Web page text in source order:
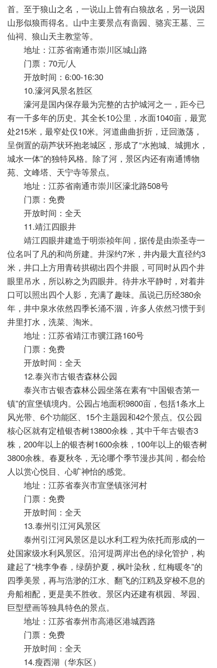
首。至于狼山之名，一说山上曾有白狼故名，另一说因
山形似狼而得名。山中主要景点有啬园、骆宾王墓、三
仙祠、狼山天主教堂等。
地址：江苏省南通市崇川区城山路
门票：70元/人
开放时间：6:00-16:30
10.濠河风景名胜区
濠河是国内保存最为完整的古护城河之一，距今已
有一千多年的历史。其全长10公里，水面1040亩，最宽
处215米，最窄处仅10米。河道曲曲折折，迂回激荡，
呈倒置的葫芦状环抱老城区，形成了“水抱城、城拥水，
城水一体”的独特风格。除了河，景区内还有南通博物
苑、文峰塔、天宁寺等景点。
地址：江苏省南通市崇川区濠北路508号
门票：免费
开放时间：全天
11.靖江四眼井
靖江四眼井建造于明崇祯年间，据传是由崇圣寺一
位名叫了凡的和尚所建。井深约7米，井内最大直径约3
米，井口上方用青砖拱砌出四个井眼，可同时从四个井
眼里吊水，所以称之为四眼井。待井水平静时，对着井
口可以照出四个人影，充满了趣味。虽说已历经380余
年，井中泉水依然四季长涌不涸，许多人依然习惯于到
井里打水，洗菜、淘米。
地址：江苏省靖江市骥江路160号
门票：免费
开放时间：全天
12.泰兴市古银杏森林公园
泰兴市古银杏森林公园坐落在素有“中国银杏第一
镇”的宣堡镇境内。公园占地面积9800亩，包括1条水上
风光带、6个功能区、15个主题园和42个景点。仅公园
核心区就有定植银杏树13800余株，其中千年古银杏3
株，200年以上的银杏树1600余株，100年以上的银杏树
3800余株。春夏秋冬，无论哪个季节漫步其间，都会给
人以赏心悦目、心旷神怡的感觉。
地址：江苏省泰兴市宣堡镇张河村
门票：免费
开放时间：全天
13.泰州引江河风景区
泰州引江河风景区是以水利工程为依托而形成的一
处国家级水利风景区。沿河堤两岸出色的绿化管护，构
建起了“桃李争春，绿荫护夏，枫叶染秋，红梅暖冬”的
四季美景，再与浩渺的江水、翻飞的江鸥及穿梭不息的
舟船相配，更是美不胜收。景区内还建有棋园、琴园、
巨型壁画等独具特色的景点。
地址：江苏省泰州市高港区港城西路
门票：免费
开放时间：全天
14.瘦西湖（华东区）